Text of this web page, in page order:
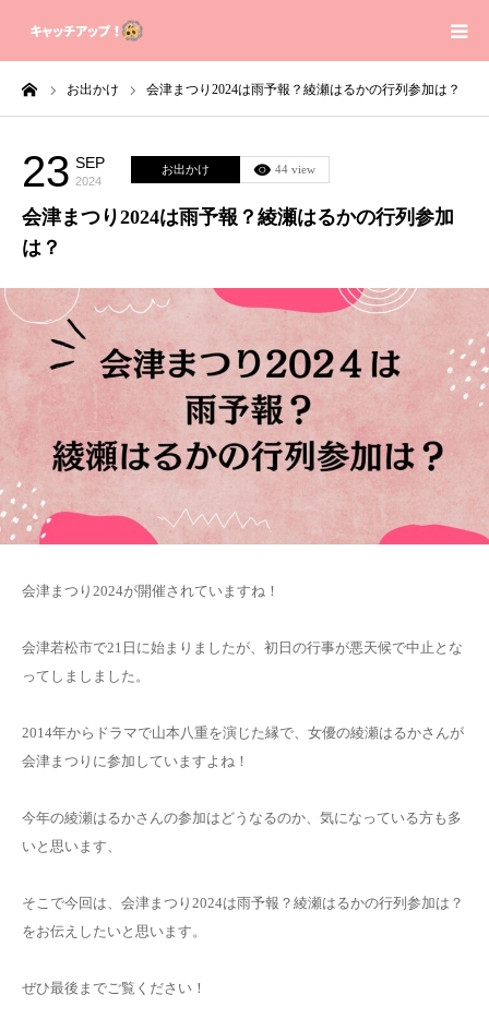
お出かけ 会津まつり2024は雨予報？綾瀬はるかの行列参加は？
23 SEP
2024
お出かけ 44 view
会津まつり2024は雨予報？綾瀬はるかの行列参加
は？
会津まつり2024が開催されていますね！
会津若松市で21日に始まりましたが、初日の行事が悪天候で中止とな
ってしましました。
2014年からドラマで山本八重を演じた縁で、女優の綾瀬はるかさんが
会津まつりに参加していますよね！
今年の綾瀬はるかさんの参加はどうなるのか、気になっている方も多
いと思います、
そこで今回は、会津まつり2024は雨予報？綾瀬はるかの行列参加は？
をお伝えしたいと思います。
ぜひ最後までご覧ください！
Home
Contact
Sitemap
About us
芸能人の身長体重